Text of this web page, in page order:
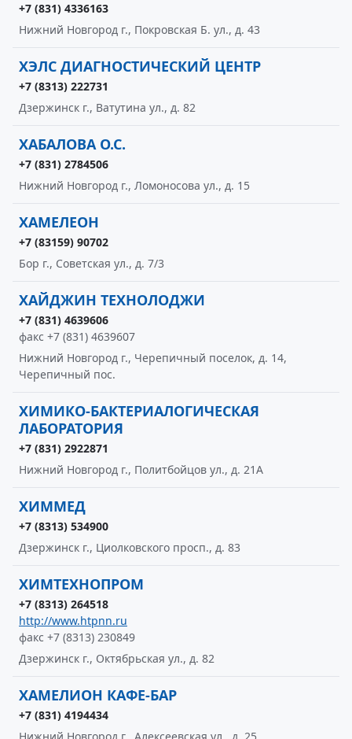
+7 (831) 4336163
Нижний Новгород г., Покровская Б. ул., д. 43
ХЭЛС ДИАГНОСТИЧЕСКИЙ ЦЕНТР
+7 (8313) 222731
Дзержинск г., Ватутина ул., д. 82
ХАБАЛОВА О.С.
+7 (831) 2784506
Нижний Новгород г., Ломоносова ул., д. 15
ХАМЕЛЕОН
+7 (83159) 90702
Бор г., Советская ул., д. 7/3
ХАЙДЖИН ТЕХНОЛОДЖИ
+7 (831) 4639606
факс +7 (831) 4639607
Нижний Новгород г., Черепичный поселок, д. 14,
Черепичный пос.
ХИМИКО-БАКТЕРИАЛОГИЧЕСКАЯ
ЛАБОРАТОРИЯ
+7 (831) 2922871
Нижний Новгород г., Политбойцов ул., д. 21А
ХИММЕД
+7 (8313) 534900
Дзержинск г., Циолковского просп., д. 83
ХИМТЕХНОПРОМ
+7 (8313) 264518
http://www.htpnn.ru
факс +7 (8313) 230849
Дзержинск г., Октябрьская ул., д. 82
ХАМЕЛИОН КАФЕ-БАР
+7 (831) 4194434